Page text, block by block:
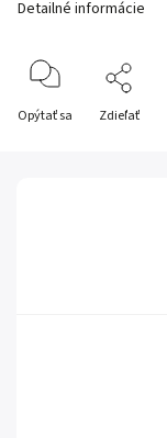
Detailné informácie
Opýtať sa Zdieľať